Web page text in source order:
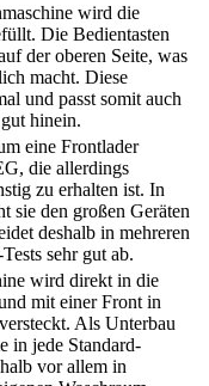
wird die
Die Bedientasten
der oberen Seite, was
macht. Diese
und passt somit auch
hinein.
eine Frontlader
die allerdings
zu erhalten ist. In
sie den großen Geräten
deshalb in mehreren
sehr gut ab.
wird direkt in die
mit einer Front in
Als Unterbau
in jede Standard-
vor allem in